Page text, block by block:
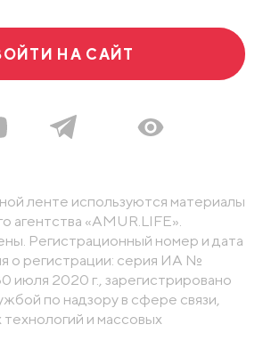
НА САЙТ
ленте используются материалы
агентства «AMUR.LIFE».
Регистрационный номер и дата
о регистрации: серия ИА №
июля 2020 г., зарегистрировано
по надзору в сфере связи,
и массовых